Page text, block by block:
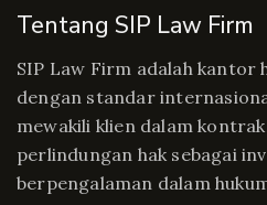
Tentang SIP Law Firm
SIP Law Firm adalah kantor
dengan standar
mewakili klien dalam
perlindungan hak sebagai
berpengalaman dalam